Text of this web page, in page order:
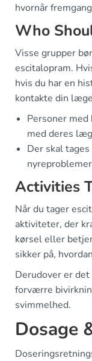
hvornår
Who
Visse grupper
escitalopram.
hvis du har en
kontakte din
Personer
med deres
Der skal
Activities
Når du tager
aktiviteter, der
kørsel eller
sikker på,
Derudover er
forværre
svimmelhed.
Dosage